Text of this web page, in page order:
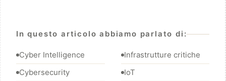
In questo articolo abbiamo parlato di:
Cyber Intelligence
Cybersecurity
Infrastrutture critiche
IoT